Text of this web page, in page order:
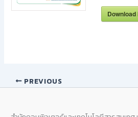
Download
PREVIOUS